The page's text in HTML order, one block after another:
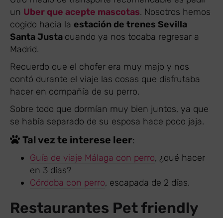
un Uber que acepte mascotas. Nosotros hemos
cogido hacia la estación de trenes Sevilla
Santa Justa cuando ya nos tocaba regresar a
Madrid.
Recuerdo que el chofer era muy majo y nos
contó durante el viaje las cosas que disfrutaba
hacer en compañía de su perro.
Sobre todo que dormían muy bien juntos, ya que
se había separado de su esposa hace poco jaja.
Tal vez te interese leer:
Guía de viaje Málaga con perro, ¿qué hacer
en 3 días?
Córdoba con perro, escapada de 2 días.
Restaurantes Pet friendly